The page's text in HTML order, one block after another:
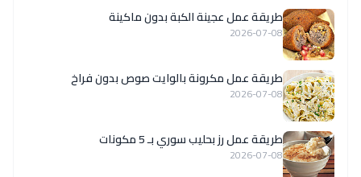
طريقة عمل عجينة الكبة بدون ماكينة
2026-07-08
طريقة عمل مكرونة بالوايت صوص بدون فراخ
2026-07-08
طريقة عمل رز بحليب سوري بـ 5 مكونات
2026-07-08